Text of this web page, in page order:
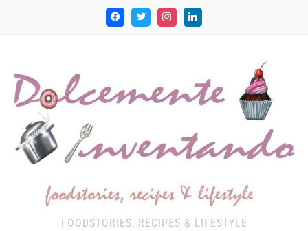
FOODSTORIES, RECIPES & LIFESTYLE